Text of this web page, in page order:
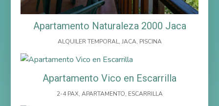
Apartamento Naturaleza 2000 Jaca
ALQUILER TEMPORAL, JACA, PISCINA
Apartamento Vico en Escarrilla
2-4 PAX, APARTAMENTO, ESCARRILLA